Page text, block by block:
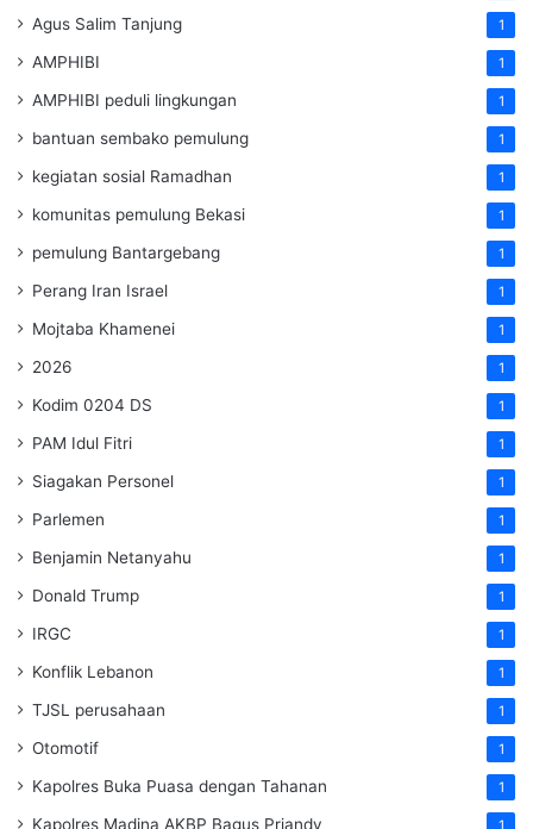
Agus Salim Tanjung 1
AMPHIBI 1
AMPHIBI peduli lingkungan 1
bantuan sembako pemulung 1
kegiatan sosial Ramadhan 1
komunitas pemulung Bekasi 1
pemulung Bantargebang 1
Perang Iran Israel 1
Mojtaba Khamenei 1
2026 1
Kodim 0204 DS 1
PAM Idul Fitri 1
Siagakan Personel 1
Parlemen 1
Benjamin Netanyahu 1
Donald Trump 1
IRGC 1
Konflik Lebanon 1
TJSL perusahaan 1
Otomotif 1
Kapolres Buka Puasa dengan Tahanan 1
Kapolres Madina AKBP Bagus Priandy 1